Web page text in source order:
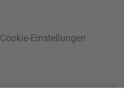
Cookie-Einstellungen